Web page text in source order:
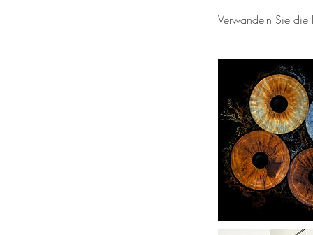
Verwandeln Sie die